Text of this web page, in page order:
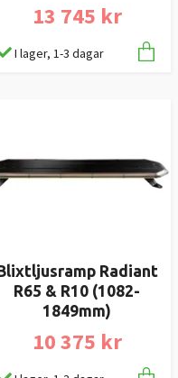
13 745 kr
I lager, 1-3 dagar
Radiant
R65 & R10 (1082-
1849mm)
10 375 kr